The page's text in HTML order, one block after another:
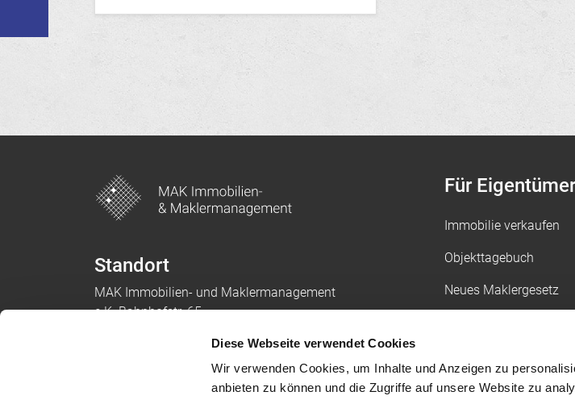
Diese Webseite verwendet Cookies
Wir verwenden Cookies, um Inhalte und Anzeigen zu
anbieten zu können und die Zugriffe auf unsere Website zu
Standort
MAK Immobilien- und Maklermanagement
e.K. Bahnhofstr. 65
+49 3329 6347135
03329 697279
Für Eigentümer
Immobilie verkaufen
Objekttagebuch
Neues Maklergesetz
Für Käufer